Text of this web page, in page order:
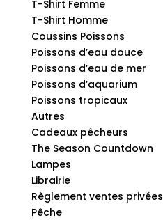
T-Shirt Femme
T-Shirt Homme
Coussins Poissons
Poissons d’eau douce
Poissons d’eau de mer
Poissons d’aquarium
Poissons tropicaux
Autres
Cadeaux pêcheurs
The Season Countdown
Lampes
Librairie
Règlement ventes privées
Pêche